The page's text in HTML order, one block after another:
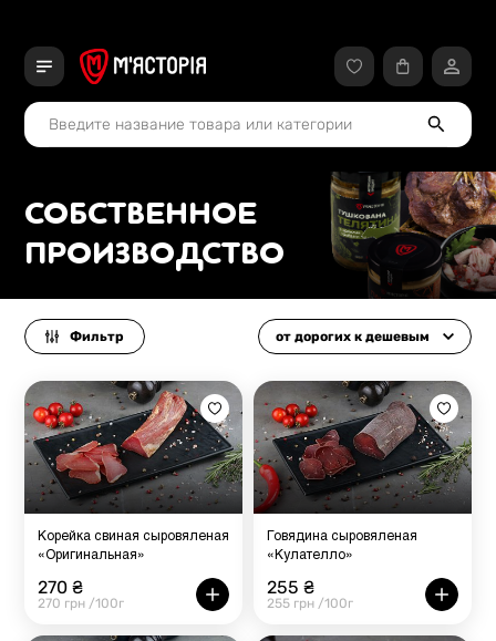
СОБСТВЕННОЕ
ПРОИЗВОДСТВО
Фильтр от дорогих к дешевым
Корейка свиная сыровяленая
«Оригинальная»
270 ₴
270 грн /100г
Говядина сыровяленая
«Кулателло»
255 ₴
255 грн /100г